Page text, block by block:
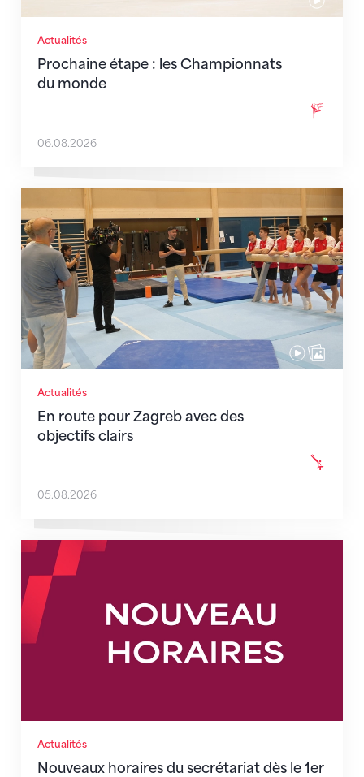
Actualités
Prochaine étape : les Championnats
du monde
06.08.2026
Actualités
En route pour Zagreb avec des
objectifs clairs
En route pour Zagreb avec des objectifs clairs
05.08.2026
Actualités
Nouveaux horaires du secrétariat dès le 1er
Nouveaux horaires du secrétariat dès le 1er août